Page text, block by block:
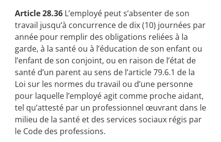
Article 28.36 L’employé peut s’absenter de son
travail jusqu’à concurrence de dix (10) journées par
année pour remplir des obligations reliées à la
garde, à la santé ou à l’éducation de son enfant ou
l’enfant de son conjoint, ou en raison de l’état de
santé d’un parent au sens de l’article 79.6.1 de la
Loi sur les normes du travail ou d’une personne
pour laquelle l’employé agit comme proche aidant,
tel qu’attesté par un professionnel œuvrant dans le
milieu de la santé et des services sociaux régis par
le Code des professions.